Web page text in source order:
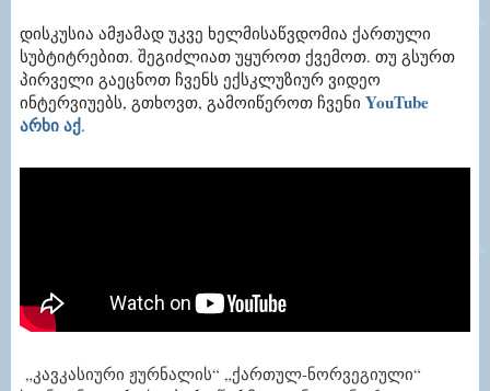
დისკუსია ამჟამად უკვე ხელმისაწვდომია ქართული
სუბტიტრებით. შეგიძლიათ უყუროთ ქვემოთ. თუ გსურთ
პირველი გაეცნოთ ჩვენს ექსკლუზიურ ვიდეო
ინტერვიუებს, გთხოვთ, გამოიწეროთ ჩვენი YouTube
არხიაქ.
„კავკასიური ჟურნალის“ „ქართულ-ნორვეგიული“